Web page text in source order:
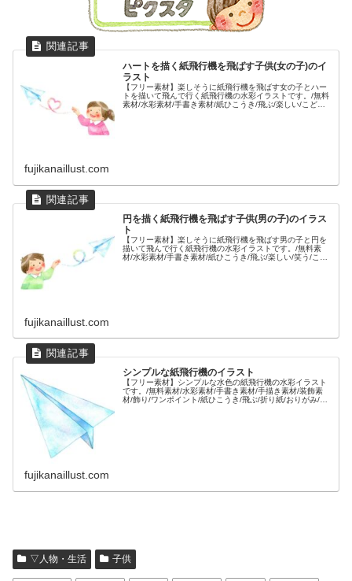
ハートを描く紙飛行機を飛ばす子供(女の子)のイ
ラスト
【フリー素材】楽しそうに紙飛行機を飛ばす女の子とハー
トを描いて飛んで行く紙飛行機の水彩イラストです。/無料
素材/水彩素材/手書き素材/紙ひこうき/飛ぶ/楽しい/こども/
fujikanaillust.com
円を描く紙飛行機を飛ばす子供(男の子)のイラス
ト
【フリー素材】楽しそうに紙飛行機を飛ばす男の子と円を
描いて飛んで行く紙飛行機の水彩イラストです。/無料素
材/水彩素材/手書き素材/紙ひこうき/飛ぶ/楽しい/笑う/こど
fujikanaillust.com
シンプルな紙飛行機のイラスト
【フリー素材】シンプルな水色の紙飛行機の水彩イラスト
です。/無料素材/水彩素材/手書き素材/手描き素材/装飾素
材/飾り/ワンポイント/紙ひこうき/飛ぶ/折り紙/おりがみ/空
fujikanaillust.com
▽人物・生活 子供